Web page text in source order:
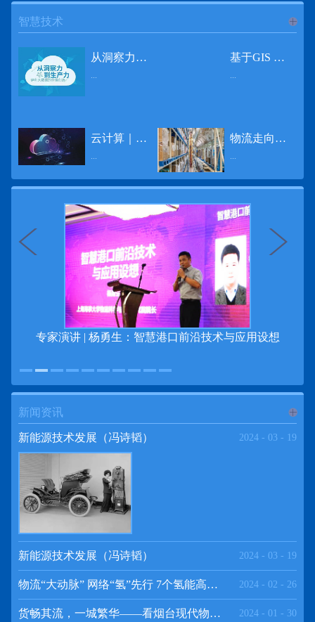
智慧技术
从洞察力到生产力 伊利大数据的价值创造
...
基于GIS 的小城市交通网络分析研究
...
云计算｜边缘计算将为物联网行业带来巨大增长
...
物流走向未来的“魔法师”
...
专家演讲 | 杨勇生：智慧港口前沿技术与应用设想
新闻资讯
新能源技术发展（冯诗韬） 2024 - 03 - 19
新能源技术发展（冯诗韬） 2024 - 03 - 19
物流“大动脉” 网络“氢”先行 7个氢能高速场景落地京津冀 2024 - 02 - 26
货畅其流，一城繁华——看烟台现代物流发展 2024 - 01 - 30
频道
>>